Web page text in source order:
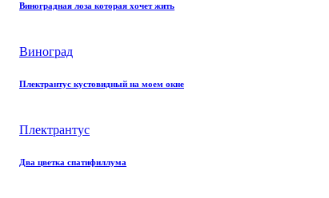
Виноградная лоза которая хочет жить
Виноград
Плектрантус кустовидный на моем окне
Плектрантус
Два цветка спатифиллума